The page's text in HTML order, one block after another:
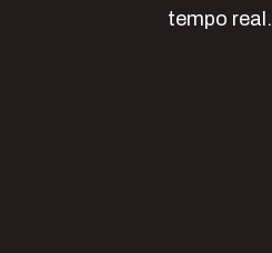
tempo real.